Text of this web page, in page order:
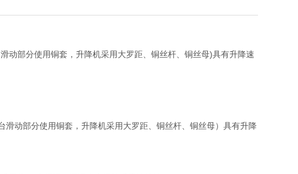
动部分使用铜套，升降机采用大罗距、铜丝杆、铜丝母)具有升降速
动部分使用铜套，升降机采用大罗距、铜丝杆、铜丝母）具有升降